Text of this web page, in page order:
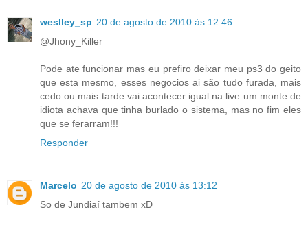
weslley_sp 20 de agosto de 2010 às 12:46
@Jhony_Killer
Pode ate funcionar mas eu prefiro deixar meu ps3 do geito
que esta mesmo, esses negocios ai são tudo furada, mais
cedo ou mais tarde vai acontecer igual na live um monte de
idiota achava que tinha burlado o sistema, mas no fim eles
que se ferarram!!!
Responder
Marcelo 20 de agosto de 2010 às 13:12
So de Jundiaí tambem xD